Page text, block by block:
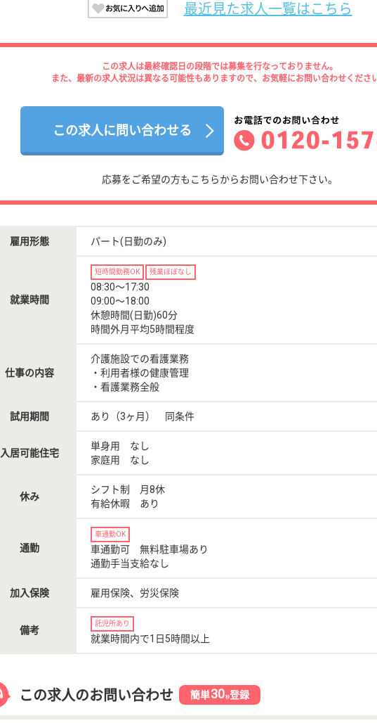
最近見た求人一覧はこちら
この求人は最終確認日の段階では募集を行なっておりません。
また、最新の求人状況は異なる可能性もありますので、お気軽にお問い合わせくださ
この求人に問い合わせる
応募をご希望の方もこちらからお問い合わせ下さい。
雇用形態 パート(日勤のみ)
就業時間
短時間勤務OK 残業ほぼなし
08:30〜17:30
09:00〜18:00
休憩時間(日勤)60分
時間外月平均5時間程度
仕事の内容
介護施設での看護業務
・利用者様の健康管理
・看護業務全般
試用期間 あり（3ヶ月） 同条件
入居可能住宅
単身用 なし
家庭用 なし
休み
シフト制 月8休
有給休暇 あり
通勤
車通勤OK
車通勤可 無料駐車場あり
通勤手当支給なし
加入保険 雇用保険、労災保険
備考
託児所あり
就業時間内で1日5時間以上
この求人のお問い合わせ 簡単30秒登録